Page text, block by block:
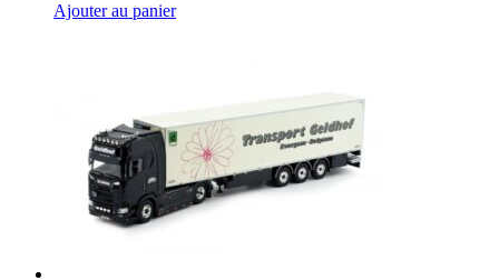
Ajouter au panier